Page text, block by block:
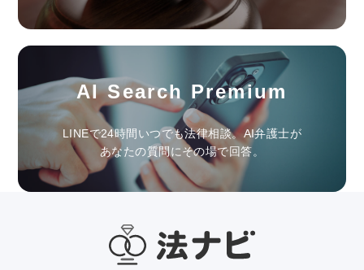
AI Search Premium
LINEで24時間いつでも法律相談。AI弁護士が
あなたの質問にその場で回答。